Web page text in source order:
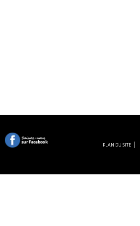
PLAN DU SITE